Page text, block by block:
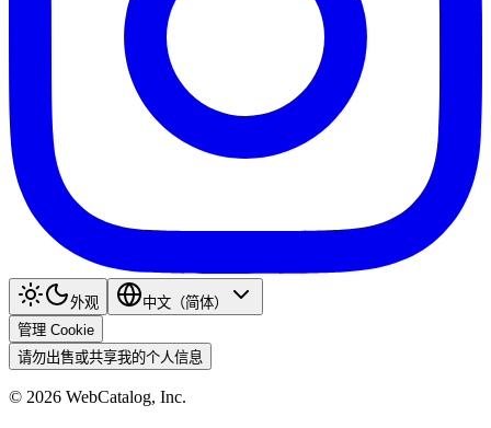
外观
中文（简体）
管理 Cookie
请勿出售或共享我的个人信息
© 2026 WebCatalog, Inc.